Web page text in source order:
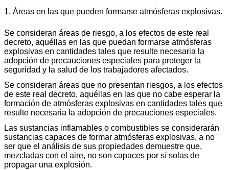
1. Áreas en las que pueden formarse atmósferas explosivas.
Se consideran áreas de riesgo, a los efectos de este real
decreto, aquéllas en las que puedan formarse atmósferas
explosivas en cantidades tales que resulte necesaria la
adopción de precauciones especiales para proteger la
seguridad y la salud de los trabajadores afectados.
Se consideran áreas que no presentan riesgos, a los efectos
de este real decreto, aquéllas en las que no cabe esperar la
formación de atmósferas explosivas en cantidades tales que
resulte necesaria la adopción de precauciones especiales.
Las sustancias inflamables o combustibles se considerarán
sustancias capaces de formar atmósferas explosivas, a no
ser que el análisis de sus propiedades demuestre que,
mezcladas con el aire, no son capaces por sí solas de
propagar una explosión.